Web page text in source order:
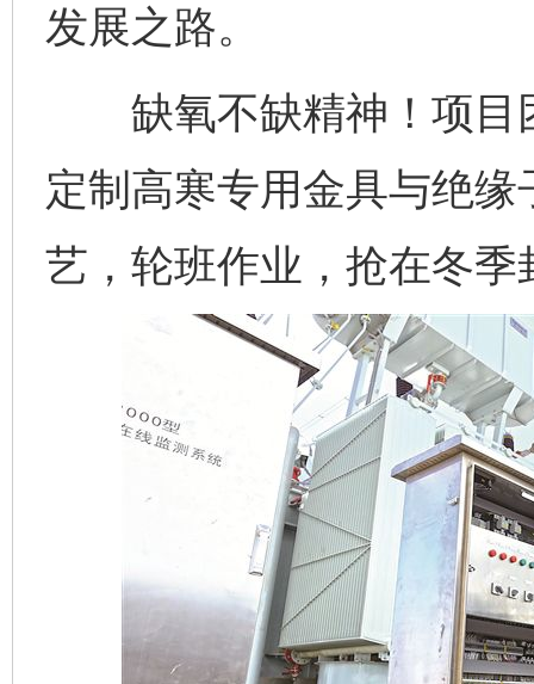
发展之路。
缺氧不缺精神！项目
定制高寒专用金具与绝
艺，轮班作业，抢在冬